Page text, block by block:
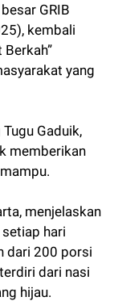
GRIB
kembali
yang
Gaduik,
memberikan
menjelaskan
hari
dari 200 porsi
dari nasi
hijau.